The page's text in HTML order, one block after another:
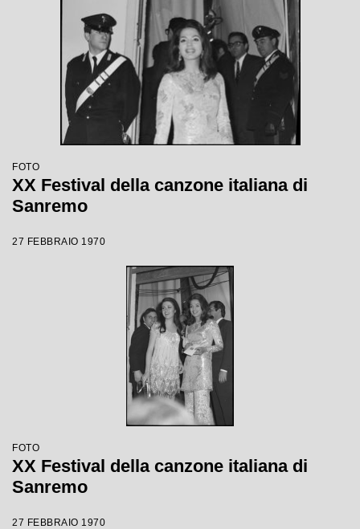
FOTO
XX Festival della canzone italiana di
Sanremo
27 FEBBRAIO 1970
FOTO
XX Festival della canzone italiana di
Sanremo
27 FEBBRAIO 1970